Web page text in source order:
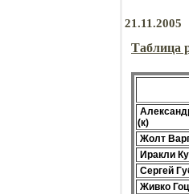
21.11.2005
Таблица
(к)
Жолт
Иракли
Сергей
Живко